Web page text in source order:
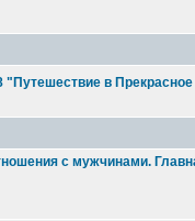
"Путешествие в
с мужчинами.